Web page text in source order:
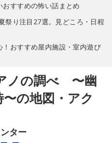
おすすめの怖い話まとめ
祭り注目27選。見どころ・日程
！おすすめ屋内施設・室内遊び
ノの調べ 〜幽
の地図・アク
ター